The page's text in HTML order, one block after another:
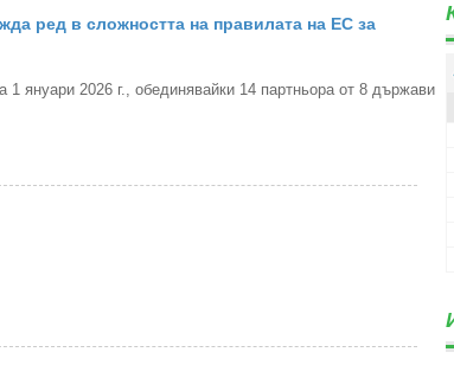
ред в сложността на правилата на ЕС за
1 януари 2026 г., обединявайки 14 партньора от 8 държави